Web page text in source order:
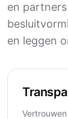
en
en leggen